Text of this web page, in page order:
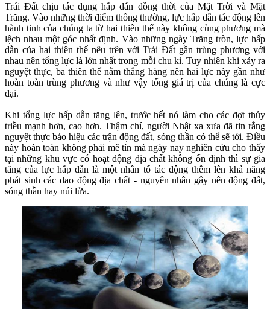
Trái Đất chịu tác dụng hấp dẫn đồng thời của Mặt Trời và Mặt
Trăng. Vào những thời điểm thông thường, lực hấp dẫn tác động lên
hành tinh của chúng ta từ hai thiên thể này không cùng phương mà
lệch nhau một góc nhất định. Vào những ngày Trăng tròn, lực hấp
dẫn của hai thiên thể nêu trên với Trái Đất gần trùng phương với
nhau nên tổng lực là lớn nhất trong mỗi chu kì. Tuy nhiên khi xảy ra
nguyệt thực, ba thiên thể nằm thẳng hàng nên hai lực này gần như
hoàn toàn trùng phương và như vậy tổng giá trị của chúng là cực
đại.
Khi tổng lực hấp dẫn tăng lên, trước hết nó làm cho các đợt thủy
triều mạnh hơn, cao hơn. Thậm chí, người Nhật xa xưa đã tin rằng
nguyệt thực báo hiệu các trận động đất, sóng thần có thể sẽ tới. Điều
này hoàn toàn không phải mê tín mà ngày nay nghiên cứu cho thấy
tại những khu vực có hoạt động địa chất không ổn định thì sự gia
tăng của lực hấp dẫn là một nhân tố tác động thêm lên khả năng
phát sinh các dao động địa chất - nguyên nhân gây nên động đất,
sóng thần hay núi lửa.